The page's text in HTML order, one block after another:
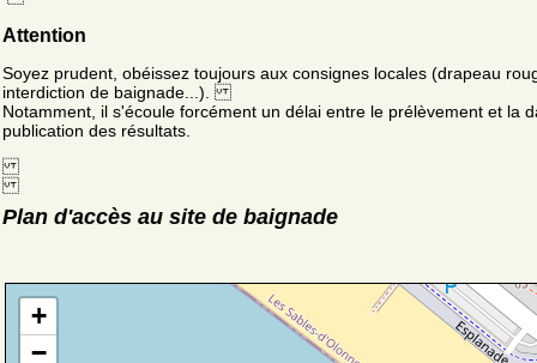
Attention
Soyez prudent, obéissez toujours aux consignes locales (drapeau
interdiction de baignade...).
Notamment, il s'écoule forcément un délai entre le prélèvement et la
publication des résultats.
Plan d'accès au site de baignade
+
−